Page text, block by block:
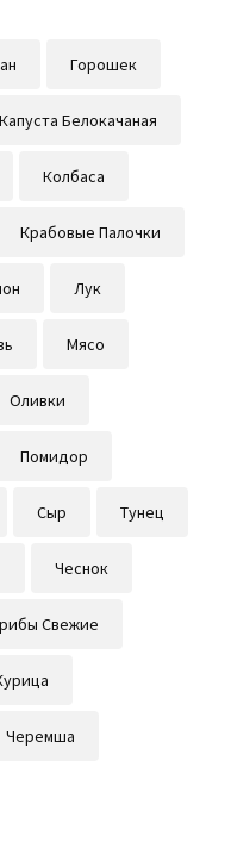
Горошек
Капуста Белокачаная
Колбаса
Крабовые Палочки
Лук
Мясо
Оливки
Помидор
Сыр Тунец
Чеснок
Свежие
Черемша